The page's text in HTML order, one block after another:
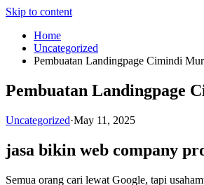
Skip to content
Home
Uncategorized
Pembuatan Landingpage Cimindi
Pembuatan Landingpage
Uncategorized·May 11, 2025
jasa bikin web company
Semua orang cari lewat Google, tapi